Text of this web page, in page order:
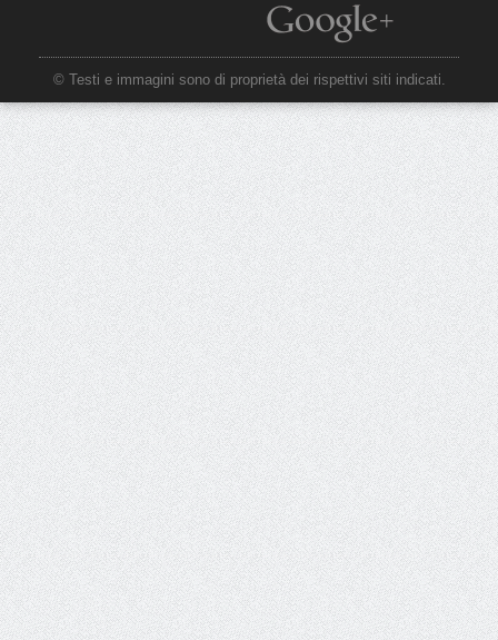
© Testi e immagini sono di proprietà dei rispettivi siti indicati.